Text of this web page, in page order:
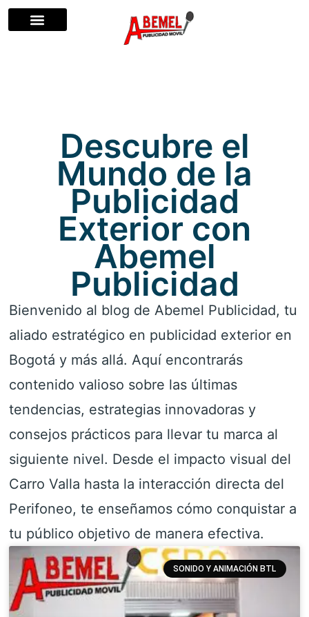
Descubre el
Mundo de la
Publicidad
Exterior con
Abemel
Publicidad
Bienvenido al blog de Abemel Publicidad, tu
aliado estratégico en publicidad exterior en
Bogotá y más allá. Aquí encontrarás
contenido valioso sobre las últimas
tendencias, estrategias innovadoras y
consejos prácticos para llevar tu marca al
siguiente nivel. Desde el impacto visual del
Carro Valla hasta la interacción directa del
Perifoneo, te enseñamos cómo conquistar a
tu público objetivo de manera efectiva.
SONIDO Y ANIMACIÓN BTL